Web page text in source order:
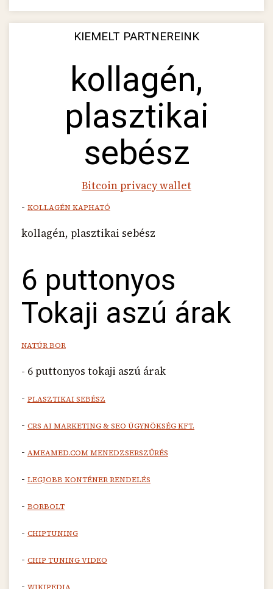
KIEMELT PARTNEREINK
kollagén,
plasztikai
sebész
Bitcoin privacy wallet
- KOLLAGÉN KAPHATÓ
kollagén, plasztikai sebész
6 puttonyos
Tokaji aszú árak
NATÚR BOR
- 6 puttonyos tokaji aszú árak
- PLASZTIKAI SEBÉSZ
- CRS AI MARKETING & SEO ÜGYNÖKSÉG KFT.
- AMEAMED.COM MENEDZSERSZŰRÉS
- LEGJOBB KONTÉNER RENDELÉS
- BORBOLT
- CHIPTUNING
- CHIP TUNING VIDEO
-